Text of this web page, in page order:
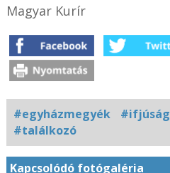
Magyar Kurír
#egyházmegyék #ifjúság
#találkozó
Kapcsolódó fotógaléria